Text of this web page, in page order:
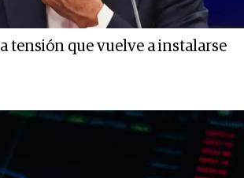
tensión que vuelve a instalarse